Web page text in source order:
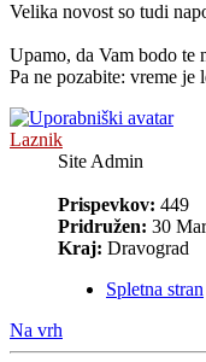
Velika novost so tudi
Upamo, da Vam bodo te
Pa ne pozabite: vreme je
Laznik
Site Admin
Prispevkov: 449
Pridružen: 30
Kraj: Dravograd
Spletna stran
Na vrh